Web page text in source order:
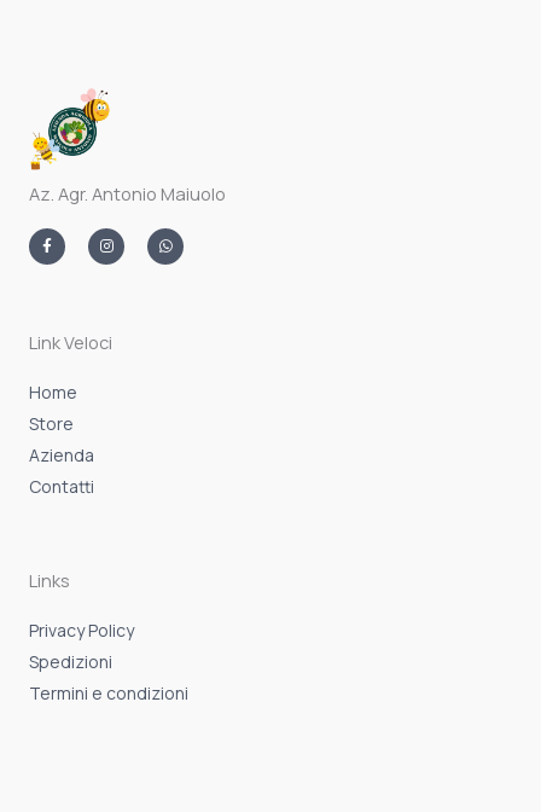
Az. Agr. Antonio Maiuolo
a
c
e
-
f
n
s
t
m
h
a
t
Link Veloci
Home
Store
Azienda
Contatti
Links
Privacy Policy
Spedizioni
Termini e condizioni